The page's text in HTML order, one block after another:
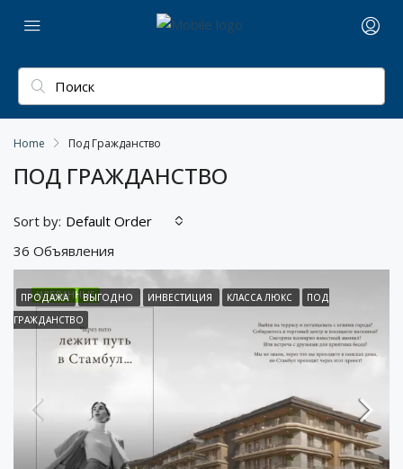
Home Под Гражданство
ПОД ГРАЖДАНСТВО
36 Объявления
Sort by: Default Order
ИЗБРАННЫЕ
ПРОДАЖА ВЫГОДНО ИНВЕСТИЦИЯ КЛАССА ЛЮКС
ПОД
ГРАЖДАНСТВО